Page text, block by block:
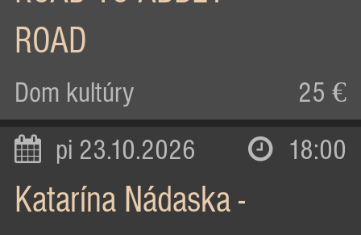
ROAD
Dom kultúry 25 €
pi 23.10.2026 18:00
Katarína Nádaska -